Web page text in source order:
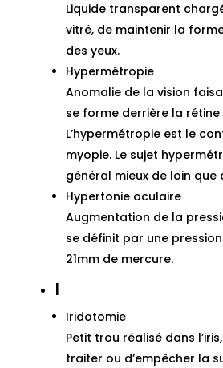
Liquide transparent
vitré, de maintenir la
des yeux.
Hypermétropie
Anomalie de la vision
se forme derrière la rétine
L’hypermétropie est le
myopie. Le sujet
général mieux de loin que
Hypertonie oculaire
Augmentation de la
se définit par une
21mm de mercure.
I
Iridotomie
Petit trou réalisé dans
traiter ou d’empêcher la